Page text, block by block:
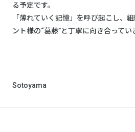
る予定です。
「薄れていく記憶」を呼び起こし、
ント様の“葛藤”と丁寧に向き合ってい
Sotoyama